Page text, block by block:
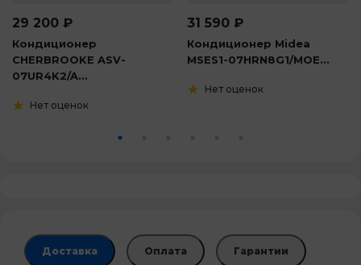
29 200 ₽
Кондиционер
CHERBROOKE ASV-
07UR4K2/A...
Нет оценок
31 590 ₽
Кондиционер Midea
MSES1-07HRN8G1/MOE...
Нет оценок
Доставка Оплата Гарантии